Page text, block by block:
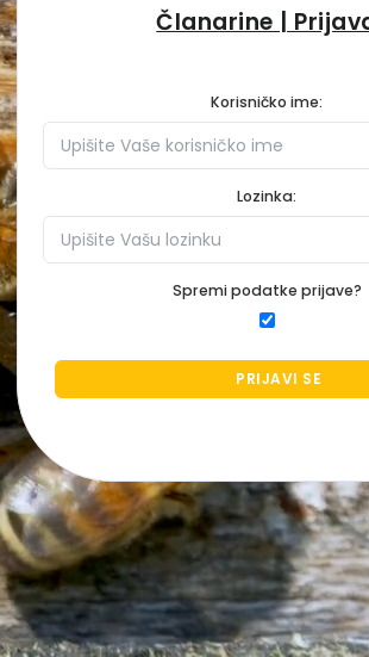
Članarine |
Korisničko ime:
Lozinka:
Spremi podatke prijave?
PRIJAVI SE